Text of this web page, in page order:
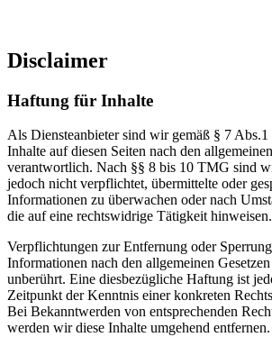
Disclaimer
Haftung für Inhalte
Als Diensteanbieter sind wir gemäß § 7
Inhalte auf diesen Seiten nach den
verantwortlich. Nach §§ 8 bis 10 TMG sind
jedoch nicht verpflichtet, übermittelte oder
Informationen zu überwachen oder nach
die auf eine rechtswidrige Tätigkeit hinweisen.
Verpflichtungen zur Entfernung oder
Informationen nach den allgemeinen
unberührt. Eine diesbezügliche Haftung ist
Zeitpunkt der Kenntnis einer konkreten
Bei Bekanntwerden von entsprechenden
werden wir diese Inhalte umgehend entfernen.